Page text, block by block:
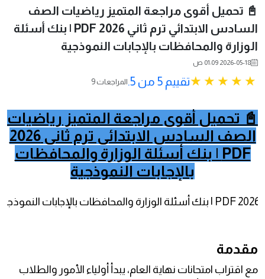
📓 تحميل أقوى مراجعة المتميز رياضيات الصف
السادس الابتدائي ترم ثاني 2026 PDF | بنك أسئلة
الوزارة والمحافظات بالإجابات النموذجية
2026-05-18 01:09 ص
تقييم 5 من 5. 9 المراجعات
📓 تحميل أقوى مراجعة المتميز رياضيات
الصف السادس الابتدائي ترم ثاني 2026
PDF | بنك أسئلة الوزارة والمحافظات
بالإجابات النموذجية
مقدمة
مع اقتراب امتحانات نهاية العام، يبدأ أولياء الأمور والطلاب